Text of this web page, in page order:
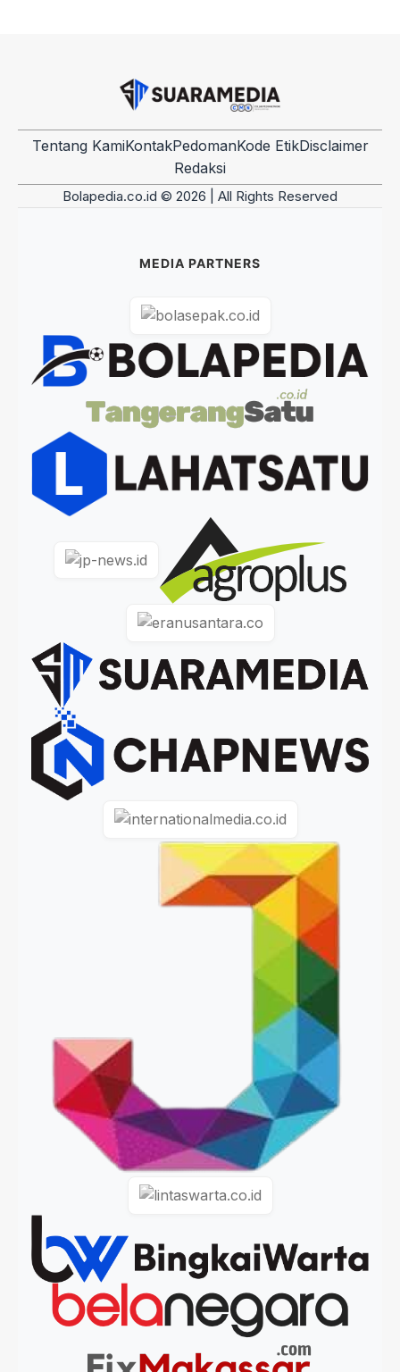
Tentang KamiKontakPedomanKode EtikDisclaimer
Redaksi
Bolapedia.co.id © 2026 | All Rights Reserved
MEDIA PARTNERS